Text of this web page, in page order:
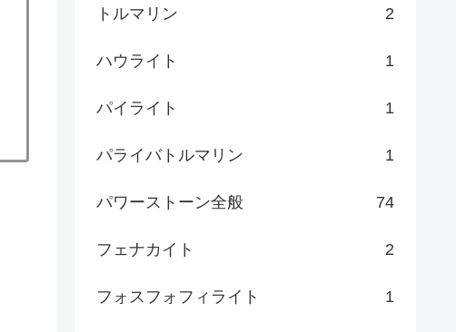
トルマリン 2
ハウライト 1
パイライト 1
パライバトルマリン 1
パワーストーン全般 74
フェナカイト 2
フォスフォフィライト 1